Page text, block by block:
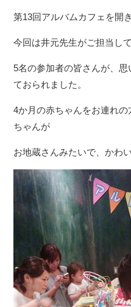
第13回アルバムカフェを開
今回は井元先生がご担当し
5名の参加者の皆さんが、
ておられました。
4か月の赤ちゃんをお連れ
ちゃんが
お地蔵さんみたいで、かわ